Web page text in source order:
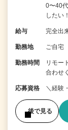
0〜40
したい
給与 完全出
勤務地 ご自宅
勤務時間
リモー
合わせ
応募資格 ＼経験
後で見る